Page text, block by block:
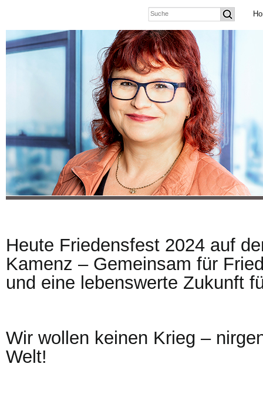
Heute Friedensfest 2024 auf
Kamenz – Gemeinsam für
und eine lebenswerte Zukunft
Wir wollen keinen Krieg –
Welt!